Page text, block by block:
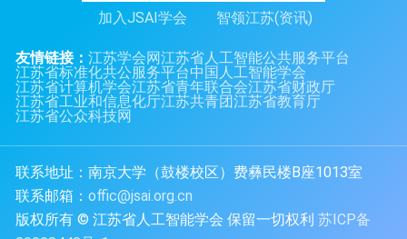
加入JSAI学会 智领江苏(资讯)
友情链接：江苏学会网江苏省人工智能公共服务平台
江苏省标准化共公服务平台中国人工智能学会
江苏省计算机学会江苏省青年联合会江苏省财政厅
江苏省工业和信息化厅江苏共青团江苏省教育厅
江苏省公众科技网
联系地址：南京大学（鼓楼校区）费彝民楼B座1013室
联系邮箱：offic@jsai.org.cn
版权所有 © 江苏省人工智能学会 保留一切权利苏ICP备